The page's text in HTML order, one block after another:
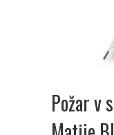
Požar v